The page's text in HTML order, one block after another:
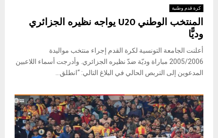
كرة قدم وطنية
المنتخب الوطني U20 يواجه نظيره الجزائري
وديًّا
أعلنت الجامعة التونسية لكرة القدم إجراء منتخب مواليدة
2005/2006 مباراة وديّة ضدّ نظيره الجزائري. وأدرجت أسماء اللاعبين
المدعوين إلى التربص الحالي في البلاغ التالي: “انطلق...